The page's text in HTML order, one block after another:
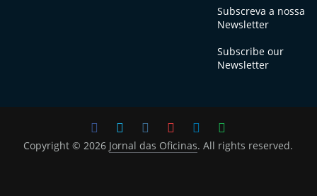
Subscreva a nossa
Newsletter
Subscribe our
Newsletter
Copyright © 2026 Jornal das Oficinas. All rights reserved.